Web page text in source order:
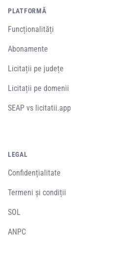
PLATFORMĂ
Funcționalități
Abonamente
Licitații pe județe
Licitații pe domenii
SEAP vs licitatii.app
LEGAL
Confidențialitate
Termeni și condiții
SOL
ANPC